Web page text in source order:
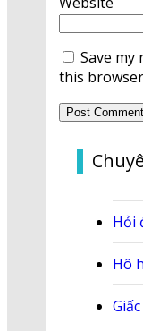
Save my
this
Hỏi
Hô